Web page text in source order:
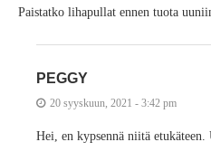
Paistatko lihapullat ennen tuota
PEGGY
20 syyskuun, 2021 - 3:42 pm
Hei, en kypsennä niitä etukäteen.